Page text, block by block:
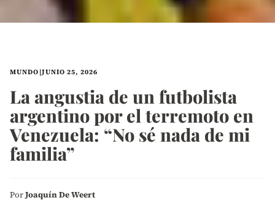
MUNDO |JUNIO 25, 2026
La angustia de un futbolista
argentino por el terremoto en
Venezuela: “No sé nada de mi
familia”
PorJoaquín De Weert